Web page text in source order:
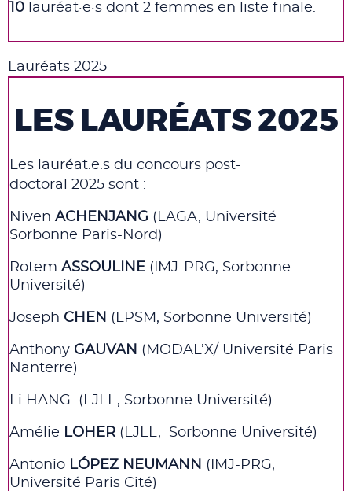
10 lauréat·e·s dont 2 femmes en liste finale.
Lauréats 2025
LES LAURÉATS 2025
Les lauréat.e.s du concours post-
doctoral
2025 sont :
Niven ACHENJANG (LAGA, Université
Sorbonne Paris-Nord)
Rotem ASSOULINE (IMJ-PRG, Sorbonne
Université)
Joseph CHEN (LPSM, Sorbonne Université)
Anthony GAUVAN (MODAL’X/ Université Paris
Nanterre)
Li HANG (LJLL, Sorbonne Université)
Amélie LOHER ( LJLL, Sorbonne Université)
Antonio LÓPEZ N EUMANN (IMJ-PRG,
Université Paris Cité)